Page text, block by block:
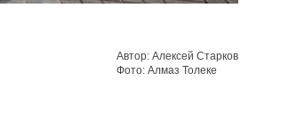
Автор: Алексей Старков
Фото: Алмаз Толеке